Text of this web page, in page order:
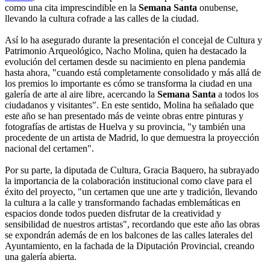
como una cita imprescindible en la Semana Santa onubense,
llevando la cultura cofrade a las calles de la ciudad.
Así lo ha asegurado durante la presentación el concejal de Cultura y
Patrimonio Arqueológico, Nacho Molina, quien ha destacado la
evolución del certamen desde su nacimiento en plena pandemia
hasta ahora, "cuando está completamente consolidado y más allá de
los premios lo importante es cómo se transforma la ciudad en una
galería de arte al aire libre, acercando la Semana Santa a todos los
ciudadanos y visitantes". En este sentido, Molina ha señalado que
este año se han presentado más de veinte obras entre pinturas y
fotografías de artistas de Huelva y su provincia, "y también una
procedente de un artista de Madrid, lo que demuestra la proyección
nacional del certamen".
Por su parte, la diputada de Cultura, Gracia Baquero, ha subrayado
la importancia de la colaboración institucional como clave para el
éxito del proyecto, "un certamen que une arte y tradición, llevando
la cultura a la calle y transformando fachadas emblemáticas en
espacios donde todos pueden disfrutar de la creatividad y
sensibilidad de nuestros artistas", recordando que este año las obras
se expondrán además de en los balcones de las calles laterales del
Ayuntamiento, en la fachada de la Diputación Provincial, creando
una galería abierta.